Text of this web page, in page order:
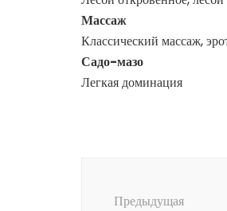
Массаж
Классический массаж,
Садо-мазо
Легкая доминация
Предыдущая